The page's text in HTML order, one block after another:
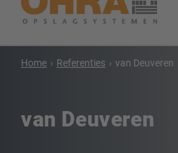
Home Referenties van Deuveren
van Deuveren
Draagarmstellingen
Enkelzijdige draagarmstelling